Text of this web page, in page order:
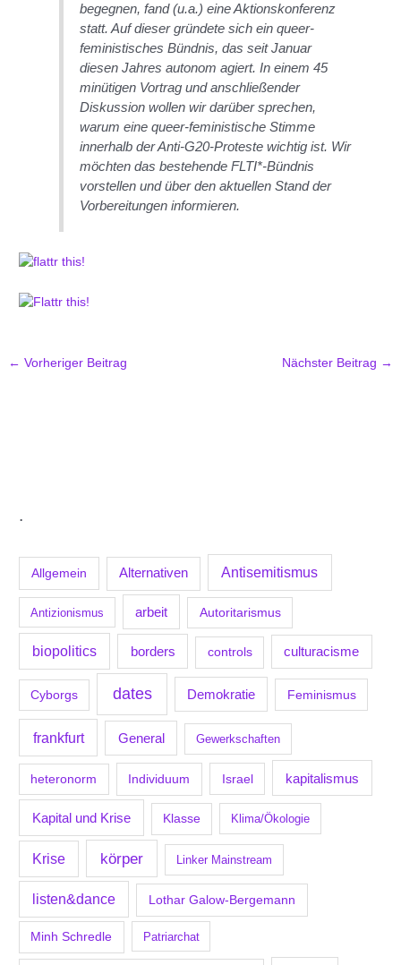
.
Allgemein Alternativen Antisemitismus
Antizionismus arbeit Autoritarismus
biopolitics borders controls culturacisme
Cyborgs dates Demokratie Feminismus
frankfurt General Gewerkschaften
heteronorm Individuum Israel kapitalismus
Kapital und Krise Klasse Klima/Ökologie
Krise körper Linker Mainstream
listen&dance Lothar Galow-Bergemann
Minh Schredle Patriarchat
begegnen, fand (u.a.) eine Aktionskonferenz
statt. Auf dieser gründete sich ein queer-
feministisches Bündnis, das seit Januar
diesen Jahres autonom agiert. In einem 45
minütigen Vortrag und anschließender
Diskussion wollen wir darüber sprechen,
warum eine queer-feministische Stimme
innerhalb der Anti-G20-Proteste wichtig ist. Wir
möchten das bestehende FLTI*-Bündnis
vorstellen und über den aktuellen Stand der
Vorbereitungen informieren.
← Vorheriger Beitrag Nächster Beitrag →